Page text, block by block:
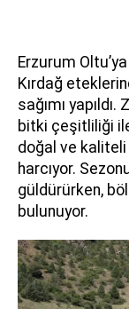
Erzurum
Kırdağ
sağımı
bitki çeşitliliği
doğal ve
harcıyor.
güldürürken,
bulunuyor.